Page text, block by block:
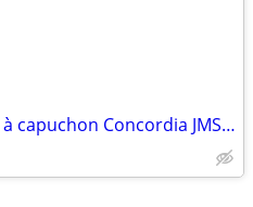
(Moyen) Chandail à capuchon Concordia JMSB Sweater Hoodie (Medium)